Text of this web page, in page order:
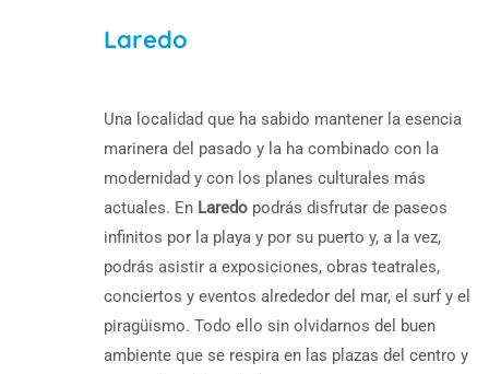
Laredo
Una localidad que ha sabido mantener la esencia
marinera del pasado y la ha combinado con la
modernidad y con los planes culturales más
actuales. En Laredo podrás disfrutar de paseos
infinitos por la playa y por su puerto y, a la vez,
podrás asistir a exposiciones, obras teatrales,
conciertos y eventos alrededor del mar, el surf y el
piragüismo. Todo ello sin olvidarnos del buen
ambiente que se respira en las plazas del centro y